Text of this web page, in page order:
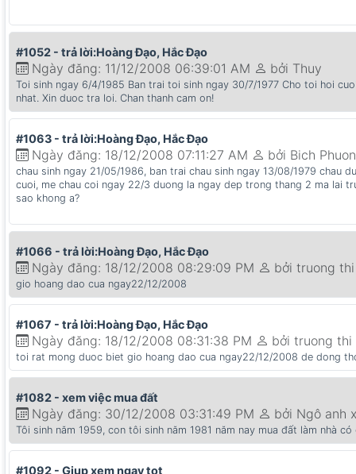
#1052 - trả lời:Hoàng Đạo, Hắc Đạo
Ngày đăng: 11/12/2008 06:39:01 AM bởi Thuy
Toi sinh ngay 6/4/1985 Ban trai toi sinh ngay 30/7/1977 Cho toi hoi
nhat. Xin duoc tra loi. Chan thanh cam on!
#1063 - trả lời:Hoàng Đạo, Hắc Đạo
Ngày đăng: 18/12/2008 07:11:27 AM bởi Bich
chau sinh ngay 21/05/1986, ban trai chau sinh ngay 13/08/1979 chau
cuoi, me chau coi ngay 22/3 duong la ngay dep trong thang 2 ma lai
sao khong a?
#1066 - trả lời:Hoàng Đạo, Hắc Đạo
Ngày đăng: 18/12/2008 08:29:09 PM bởi truong
gio hoang dao cua ngay22/12/2008
#1067 - trả lời:Hoàng Đạo, Hắc Đạo
Ngày đăng: 18/12/2008 08:31:38 PM bởi truong thi
toi rat mong duoc biet gio hoang dao cua ngay22/12/2008 de dong
#1082 - xem việc mua đất
Ngày đăng: 30/12/2008 03:31:49 PM bởi Ngô anh
Tôi sinh năm 1959, con tôi sinh năm 1981 năm nay mua đất làm nhà
#1092 - Giup xem ngay tot